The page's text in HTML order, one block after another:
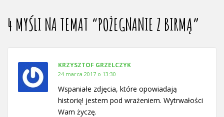
4 MYŚLI NA TEMAT “POŻEGNANIE Z BIRMĄ”
KRZYSZTOF GRZELCZYK
24 marca 2017 o 13:30
Wspaniałe zdjęcia, które opowiadają
historię! jestem pod wrażeniem. Wytrwałości
Wam życzę.